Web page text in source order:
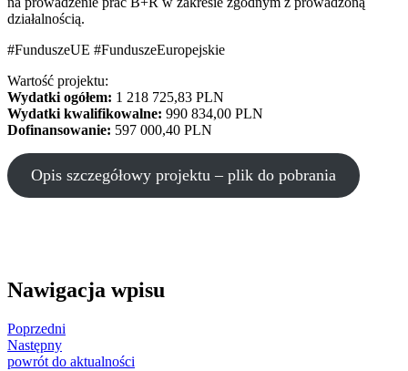
działalnością.
#FunduszeUE #FunduszeEuropejskie
Wartość projektu:
Wydatki ogółem: 1 218 725,83 PLN
Wydatki kwalifikowalne: 990 834,00 PLN
Dofinansowanie: 597 000,40 PLN
Opis szczegółowy projektu – plik do pobrania
Nawigacja wpisu
Poprzedni
Następny
powrót do aktualności